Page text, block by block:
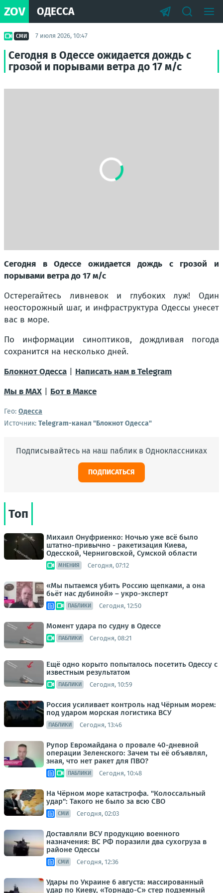
ZOV ОДЕССА
СМИ 7 июля 2026, 10:47
Сегодня в Одессе ожидается дождь с
грозой и порывами ветра до 17 м/с
Сегодня в Одессе ожидается дождь с грозой и
порывами ветра до 17 м/с
Остерегайтесь ливневок и глубоких луж! Один
неосторожный шаг, и инфраструктура Одессы унесет
вас в море.
По информации синоптиков, дождливая погода
сохранится на несколько дней.
Блокнот Одесса
Написать нам в Telegram
Мы в МАХ
Бот в Максе
Гео: Одесса
Источник: Telegram-канал "Блокнот Одесса"
Подписывайтесь на наш паблик в Одноклассниках
ПОДПИСАТЬСЯ
Топ
Михаил Онуфриенко: Ночью уже всё было
штатно-привычно - ракетизация Киева,
Одесской, Черниговской, Сумской области
МНЕНИЯ Сегодня, 07:12
«Мы пытаемся убить Россию щепками, а она
бьёт нас дубиной» – укро-эксперт
ПАБЛИКИ Сегодня, 12:50
Момент удара по судну в Одессе
ПАБЛИКИ Сегодня, 08:21
Ещё одно корыто попыталось посетить Одессу с
известным результатом
ПАБЛИКИ Сегодня, 10:59
Россия усиливает контроль над Чёрным морем:
под ударом морская логистика ВСУ
ПАБЛИКИ Сегодня, 13:46
Рупор Евромайдана о провале 40-дневной
операции Зеленского: Зачем ты её объявлял,
зная, что нет ракет для ПВО?
ПАБЛИКИ Сегодня, 10:48
На Чёрном море катастрофа. "Колоссальный
удар": Такого не было за всю СВО
СМИ Сегодня, 02:03
Доставляли ВСУ продукцию военного
назначения: ВС РФ поразили два сухогруза в
районе Одессы
СМИ Сегодня, 12:36
Удары по Украине 6 августа: массированный
удар по Киеву, «Торнадо-С» стер подземный